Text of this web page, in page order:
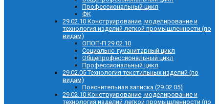
Профессиональный цикл
ФК
29.02.10 Конструирование, моделирование и
технология изделий легкой промышленности (по
видам)
ОПОП-П 29.02.10
Социально-гуманитарный цикл
Общепрофессиональный цикл
Профессиональный цикл
29.02.05 Технология текстильных изделий (по
видам)
Пояснительная записка (29.02.05)
29.02.10 Конструирование, моделирование и
технология изделий легкой промышленности (по